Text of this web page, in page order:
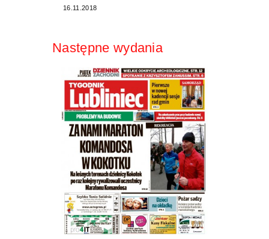
16.11.2018
Następne wydania